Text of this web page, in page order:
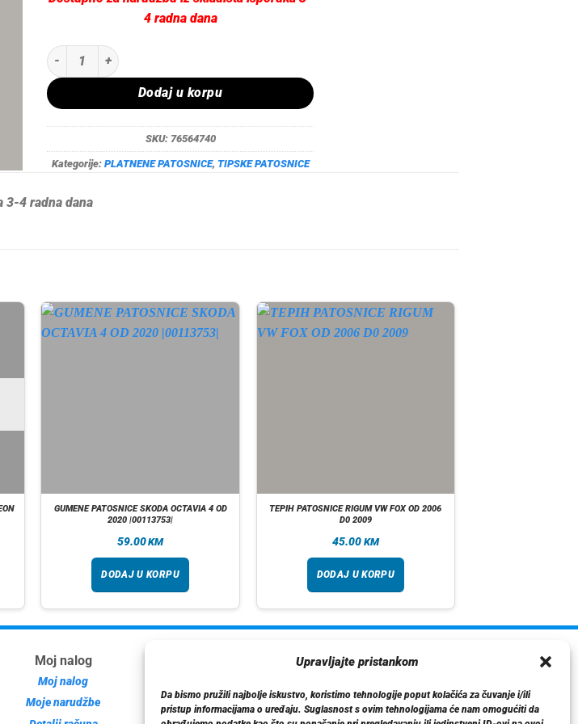
Upravljajte pristankom
Da bismo pružili najbolje iskustvo, koristimo tehnologije poput kolačića za čuvanje i/ili
pristup informacijama o uređaju. Suglasnost s ovim tehnologijama će nam omogućiti da
4 radna dana
TEPIH PATOSNICE RIGUM BMW X6 F16 OD 2014 DO 2019 količina
Dodaj u korpu
SKU: 76564740
Kategorije: PLATNENE PATOSNICE, TIPSKE PATOSNICE
3-4 radna dana
GUMENE PATOSNICE SKODA OCTAVIA 4 OD
2020 |00113753|
59.00KM
DODAJ U KORPU
TEPIH PATOSNICE RIGUM VW FOX OD 2006
D0 2009
45.00 KM
DODAJ U KORPU
Moj nalog
Moj nalog
Moje narudžbe
Dostava